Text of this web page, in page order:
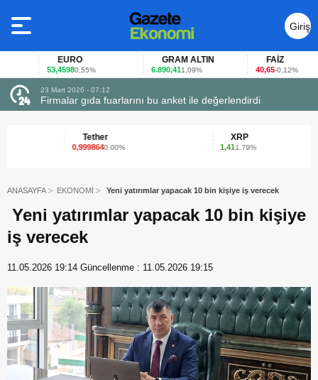
Giriş
Yap
EURO
53,45980,55%
GRAM ALTIN
6.890,411,09% 40,65-0,12%
23 Mart 2026 - 07:12
Firmalar gıda fuarlarını bu anket ile değerlendirdi
0,9998640.00% 1.79%
ANASAYFA EKONOMİ Yeni yatırımlar yapacak 10 bin kişiye iş verecek
Yeni yatırımlar yapacak 10 bin kişiye
iş verecek
11.05.2026 19:14 Güncellenme : 11.05.2026 19:15